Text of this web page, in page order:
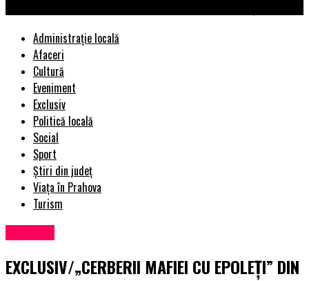
Administrație locală
Afaceri
Cultură
Eveniment
Exclusiv
Politică locală
Social
Sport
Știri din județ
Viața în Prahova
Turism
EXCLUSIV/„CERBERII MAFIEI CU EPOLEȚI” DIN